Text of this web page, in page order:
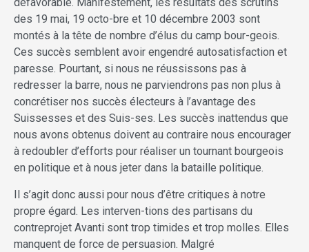
des 19 mai, 19 octo-bre et 10 décembre 2003 sont
montés à la tête de nombre d’élus du camp bour-geois.
Ces succès semblent avoir engendré autosatisfaction et
paresse. Pourtant, si nous ne réussissons pas à
redresser la barre, nous ne parviendrons pas non plus à
concrétiser nos succès électeurs à l’avantage des
Suissesses et des Suis-ses. Les succès inattendus que
nous avons obtenus doivent au contraire nous encourager
à redoubler d’efforts pour réaliser un tournant bourgeois
en politique et à nous jeter dans la bataille politique.
Il s’agit donc aussi pour nous d’être critiques à notre
propre égard. Les interven-tions des partisans du
contreprojet Avanti sont trop timides et trop molles. Elles
manquent de force de persuasion. Malgré